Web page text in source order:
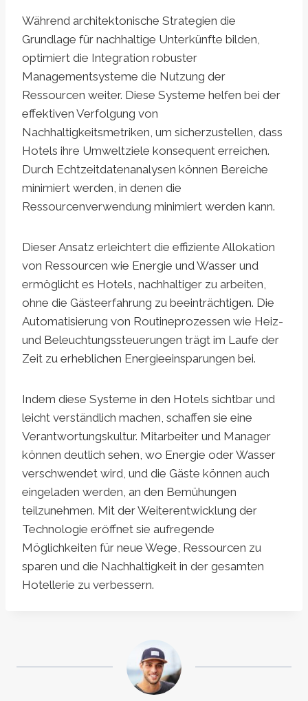
Während architektonische Strategien die
Grundlage für nachhaltige Unterkünfte bilden,
optimiert die Integration robuster
Managementsysteme die Nutzung der
Ressourcen weiter. Diese Systeme helfen bei der
effektiven Verfolgung von
Nachhaltigkeitsmetriken, um sicherzustellen, dass
Hotels ihre Umweltziele konsequent erreichen.
Durch Echtzeitdatenanalysen können Bereiche
minimiert werden, in denen die
Ressourcenverwendung minimiert werden kann.
Dieser Ansatz erleichtert die effiziente Allokation
von Ressourcen wie Energie und Wasser und
ermöglicht es Hotels, nachhaltiger zu arbeiten,
ohne die Gästeerfahrung zu beeinträchtigen. Die
Automatisierung von Routineprozessen wie Heiz-
und Beleuchtungssteuerungen trägt im Laufe der
Zeit zu erheblichen Energieeinsparungen bei.
Indem diese Systeme in den Hotels sichtbar und
leicht verständlich machen, schaffen sie eine
Verantwortungskultur. Mitarbeiter und Manager
können deutlich sehen, wo Energie oder Wasser
verschwendet wird, und die Gäste können auch
eingeladen werden, an den Bemühungen
teilzunehmen. Mit der Weiterentwicklung der
Technologie eröffnet sie aufregende
Möglichkeiten für neue Wege, Ressourcen zu
sparen und die Nachhaltigkeit in der gesamten
Hotellerie zu verbessern.